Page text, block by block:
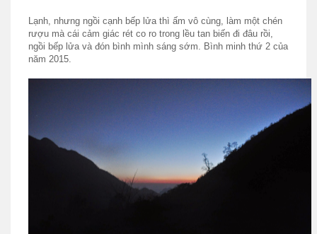
Lạnh, nhưng ngồi cạnh bếp lửa thì ấm vô cùng, làm một chén
rượu mà cái cảm giác rét co ro trong lều tan biến đi đâu rồi,
ngồi bếp lửa và đón bình mình sáng sớm. Bình minh thứ 2 của
năm 2015.